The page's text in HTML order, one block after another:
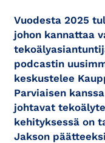
Vuodesta 2025
johon kannattaa
podcastin
keskustelee
Parviaisen
johtavat
kehityksessä on
Jakson